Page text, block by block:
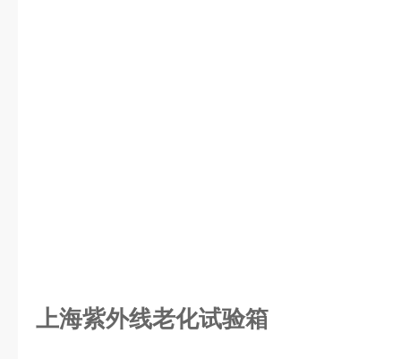
上海紫外线老化试验箱